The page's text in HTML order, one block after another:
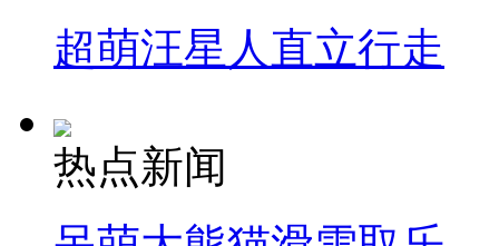
超萌汪星人直立行走
热点新闻